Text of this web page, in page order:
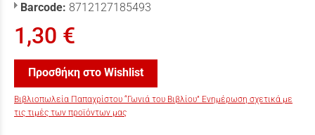
Barcode: 8712127185493
1,30 €
Προσθήκη στο Wishlist
Βιβλιοπωλεία Παπαχρίστου “Γωνιά του Βιβλίου” Ενημέρωση σχετικά με
τις τιμές των προϊόντων μας